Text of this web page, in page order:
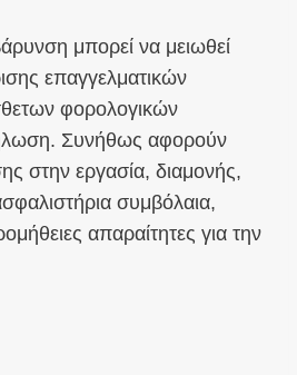
μπορεί να μειωθεί
επαγγελματικών
φορολογικών
Συνήθως αφορούν
στην εργασία, διαμονής,
συμβόλαια,
απαραίτητες για την